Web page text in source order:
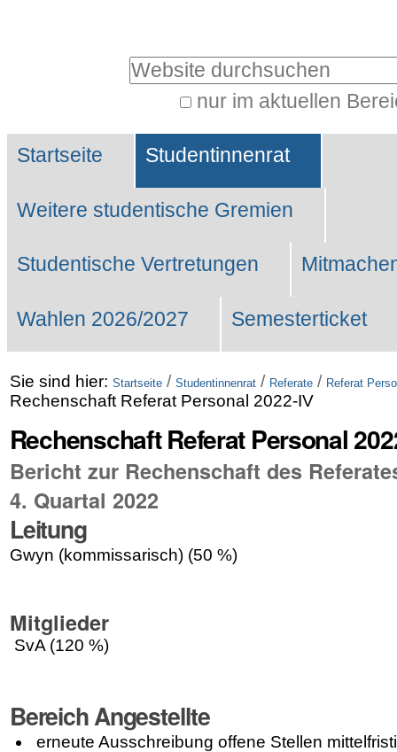
Website durchsuchen
nur im aktuellen
Suche…
Sektionen
Startseite Studentinnenrat
Weitere studentische Gremien
Studentische Vertretungen
Wahlen 2026/2027 Semesterticket
Sie sind hier: Startseite / Studentinnenrat / Referate / Referat
Rechenschaft Referat Personal 2022-IV
Rechenschaft Referat Personal
Bericht zur Rechenschaft des
4. Quartal 2022
Leitung
Gwyn (kommissarisch) (50 %)
Mitglieder
SvA (120 %)
Bereich Angestellte
erneute Ausschreibung offene Stellen